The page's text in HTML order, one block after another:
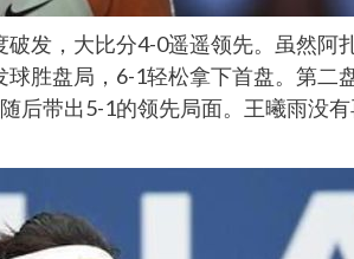
发，大比分4-0遥遥领先。虽然阿
胜盘局，6-1轻松拿下首盘。第二
后带出5-1的领先局面。王曦雨没